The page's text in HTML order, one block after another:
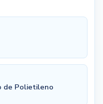
de Polietileno